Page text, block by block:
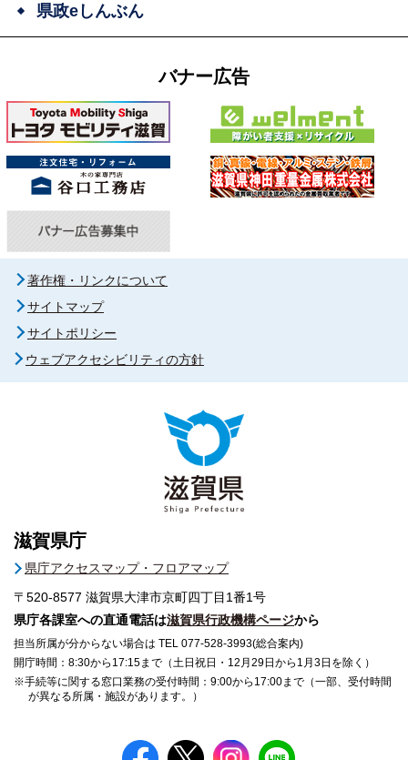
県政eしんぶん
バナー広告
著作権・リンクについて
サイトマップ
サイトポリシー
ウェブアクセシビリティの方針
滋賀県庁
県庁アクセスマップ・フロアマップ
〒520-8577 滋賀県大津市京町四丁目1番1号
県庁各課室への直通電話は滋賀県行政機構ページから
担当所属が分からない場合は TEL 077-528-3993(総合案内)
開庁時間：8:30から17:15まで（土日祝日・12月29日から1月3日を除く）
※手続等に関する窓口業務の受付時間：9:00から17:00まで（一部、受付時間
が異なる所属・施設があります。）